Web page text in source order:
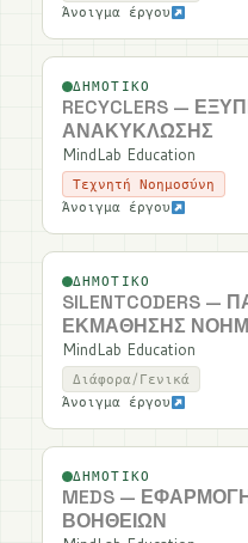
Άνοιγμα έργου
ΔΗΜΟΤΙΚΌ
RECYCLERS —
ΑΝΑΚΎΚΛΩΣΗΣ
MindLab Education
Τεχνητή Νοημοσύνη
Άνοιγμα έργου
ΔΗΜΟΤΙΚΌ
SILENTCODERS —
ΕΚΜΆΘΗΣΗΣ
MindLab Education
Διάφορα/Γενικά
Άνοιγμα έργου
ΔΗΜΟΤΙΚΌ
MEDS —
ΒΟΗΘΕΙΏΝ